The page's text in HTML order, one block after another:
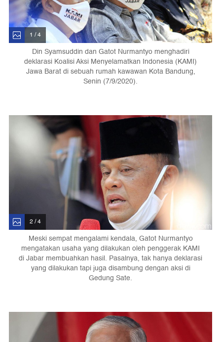
1 / 4
Din Syamsuddin dan Gatot Nurmantyo menghadiri
deklarasi Koalisi Aksi Menyelamatkan Indonesia (KAMI)
Jawa Barat di sebuah rumah kawawan Kota Bandung,
Senin (7/9/2020).
2 / 4
Meski sempat mengalami kendala, Gatot Nurmantyo
mengatakan usaha yang dilakukan oleh penggerak KAMI
di Jabar membuahkan hasil. Pasalnya, tak hanya deklarasi
yang dilakukan tapi juga disambung dengan aksi di
Gedung Sate.